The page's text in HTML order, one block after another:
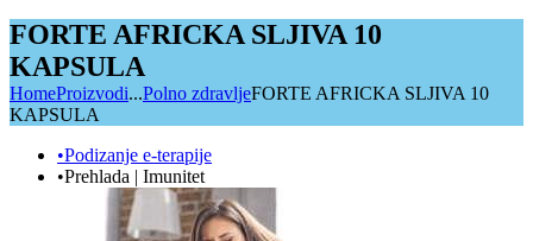
FORTE AFRICKA SLJIVA 10
KAPSULA
HomeProizvodi...Polno zdravljeFORTE AFRICKA SLJIVA 10
KAPSULA
•Podizanje e-terapije
•Prehlada | Imunitet